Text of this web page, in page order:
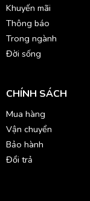
Khuyến mãi
Thông báo
Trong ngành
Đời sống
CHÍNH SÁCH
Mua hàng
Vận chuyển
Bảo hành
Đổi trả